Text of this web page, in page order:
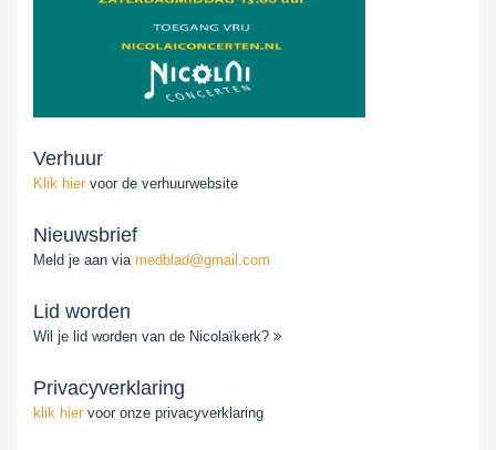
Verhuur
Klik hier voor de verhuurwebsite
Nieuwsbrief
Meld je aan via medblad@gmail.com
Lid worden
Wil je lid worden van de Nicolaïkerk?
Privacyverklaring
klik hier voor onze privacyverklaring